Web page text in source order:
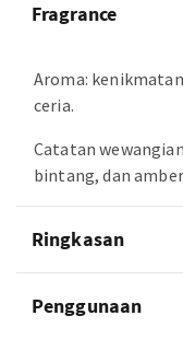
Fragrance
Aroma:
ceria.
Catatan
bintang, dan
Ringkasan
Penggunaan